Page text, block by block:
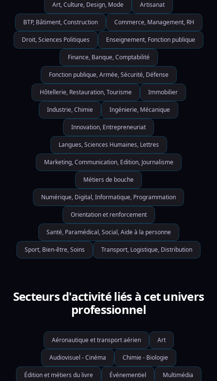
Art, Culture, Design, Mode Artisanat
BTP, Bâtiment, Construction Commerce, Management, RH
Droit, Sciences Politiques Enseignement, Fonction publique
Finance, Banque, Comptabilité
Fonction publique, Armée, Sécurité, Défense
Hôtellerie, Restauration, Tourisme Immobilier
Industrie, Chimie Ingénierie, Mécanique
Innovation, Entrepreneuriat
Langues, Sciences Humaines, Lettres
Marketing, Communication, Edition, Journalisme
Métiers de bouche
Numérique, Digital, Informatique, Programmation
Orientation et renforcement
Santé, Paramédical, Social, Aide à la personne
Sport, Bien-être, Soins Transport, Logistique, Distribution
Secteurs d'activité liés à cet univers
professionnel
Aéronautique et transport aérien Art
Audiovisuel - Cinéma Chimie - Biologie
Édition et métiers du livre Événementiel Multimédia